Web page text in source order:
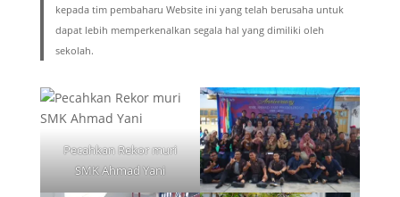
kepada tim pembaharu Website ini yang telah berusaha untuk
dapat lebih memperkenalkan segala hal yang dimiliki oleh
sekolah.
Pecahkan Rekor muri
SMK Ahmad Yani